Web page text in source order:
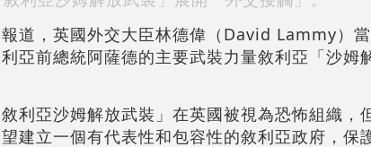
道，英國外交大臣林德偉（David Lammy）
亞前總統阿薩德的主要武裝力量敘利亞「沙姆
利亞沙姆解放武裝」在英國被視為恐怖組織，
建立一個有代表性和包容性的敘利亞政府，保